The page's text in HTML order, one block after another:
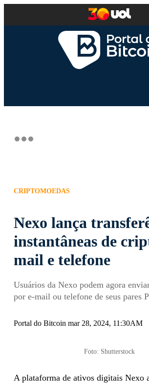
CRIPTOMOEDAS
Nexo lança
instantâneas de
mail e telefone
Usuários da Nexo podem agora
por e-mail ou telefone de seus pares
Portal do Bitcoin mar 28, 2024, 11:30AM
Foto: Shutterstock
A plataforma de ativos digitais Nexo